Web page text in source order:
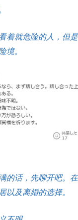
着就危险的人，但
境。
的话，先聊开吧。
以及离婚的选择。